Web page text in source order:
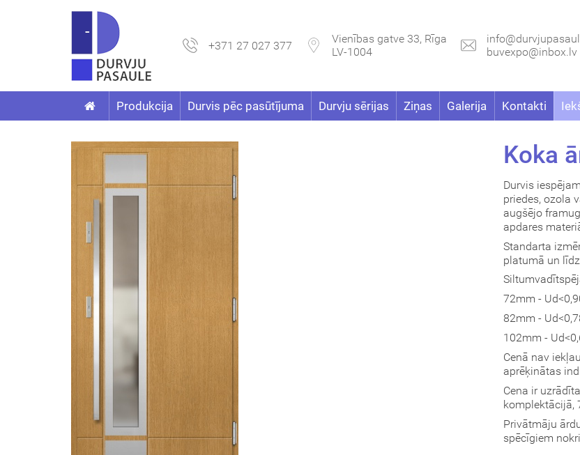
+371 27 027 377
Vienības gatve 33, Rīga
LV-1004
buvexpo@inbox.lv
Produkcija Durvis pēc pasūtījuma Durvju sērijas Ziņas Galerija Kontakti
Koka
Durvis
priedes, ozola
augšējo
apdares
Standarta
platumā un
72mm -
82mm -
102mm -
Cenā nav
aprēķinātas
Cena ir
komplektācijā,
Privātmāju
spēcīgiem